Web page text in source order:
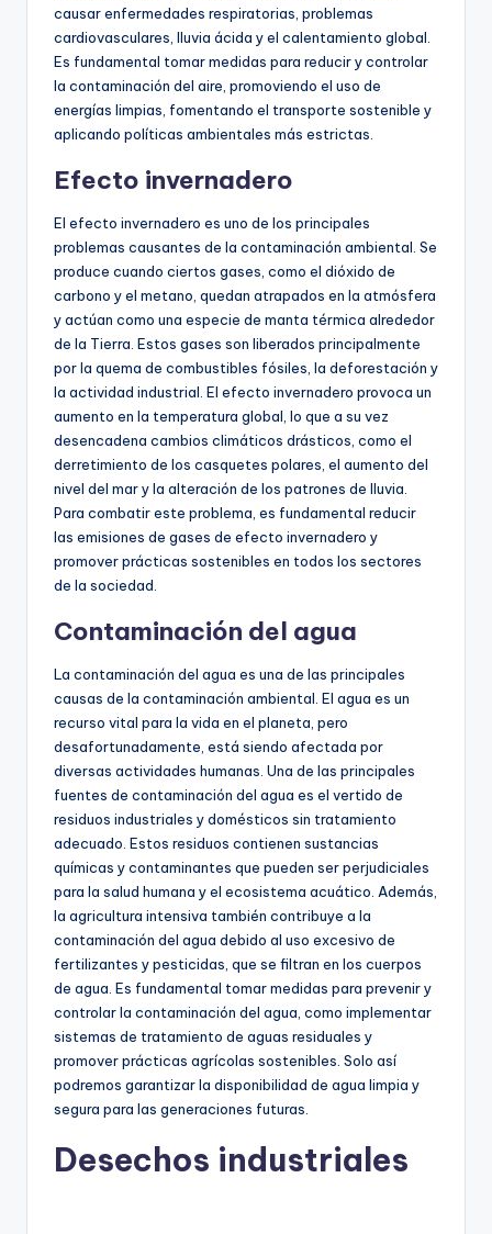
causar enfermedades respiratorias, problemas
cardiovasculares, lluvia ácida y el calentamiento global.
Es fundamental tomar medidas para reducir y controlar
la contaminación del aire, promoviendo el uso de
energías limpias, fomentando el transporte sostenible y
aplicando políticas ambientales más estrictas.
Efecto invernadero
El efecto invernadero es uno de los principales
problemas causantes de la contaminación ambiental. Se
produce cuando ciertos gases, como el dióxido de
carbono y el metano, quedan atrapados en la atmósfera
y actúan como una especie de manta térmica alrededor
de la Tierra. Estos gases son liberados principalmente
por la quema de combustibles fósiles, la deforestación y
la actividad industrial. El efecto invernadero provoca un
aumento en la temperatura global, lo que a su vez
desencadena cambios climáticos drásticos, como el
derretimiento de los casquetes polares, el aumento del
nivel del mar y la alteración de los patrones de lluvia.
Para combatir este problema, es fundamental reducir
las emisiones de gases de efecto invernadero y
promover prácticas sostenibles en todos los sectores
de la sociedad.
Contaminación del agua
La contaminación del agua es una de las principales
causas de la contaminación ambiental. El agua es un
recurso vital para la vida en el planeta, pero
desafortunadamente, está siendo afectada por
diversas actividades humanas. Una de las principales
fuentes de contaminación del agua es el vertido de
residuos industriales y domésticos sin tratamiento
adecuado. Estos residuos contienen sustancias
químicas y contaminantes que pueden ser perjudiciales
para la salud humana y el ecosistema acuático. Además,
la agricultura intensiva también contribuye a la
contaminación del agua debido al uso excesivo de
fertilizantes y pesticidas, que se filtran en los cuerpos
de agua. Es fundamental tomar medidas para prevenir y
controlar la contaminación del agua, como implementar
sistemas de tratamiento de aguas residuales y
promover prácticas agrícolas sostenibles. Solo así
podremos garantizar la disponibilidad de agua limpia y
segura para las generaciones futuras.
Desechos industriales